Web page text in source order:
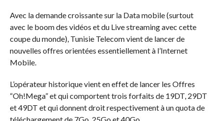
Avec la demande croissante sur la Data mobile (surtout
avec le boom des vidéos et du Live streaming avec cette
coupe du monde), Tunisie Telecom vient de lancer de
nouvelles offres orientées essentiellement à l’Internet
Mobile.
L’opérateur historique vient en effet de lancer les Offres
“Oh!Mega” et qui comportent trois forfaits de 19DT, 29DT
et 49DT et qui donnent droit respectivement à un quota de